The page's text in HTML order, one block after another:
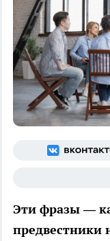
Эти фразы —
предвестники